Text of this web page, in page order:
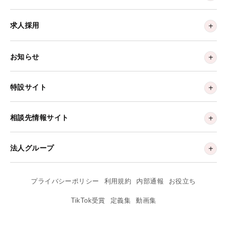
求人採用
お知らせ
特設サイト
相談先情報サイト
法人グループ
プライバシーポリシー 利用規約 内部通報 お役立ち
TikTok受賞 定義集 動画集